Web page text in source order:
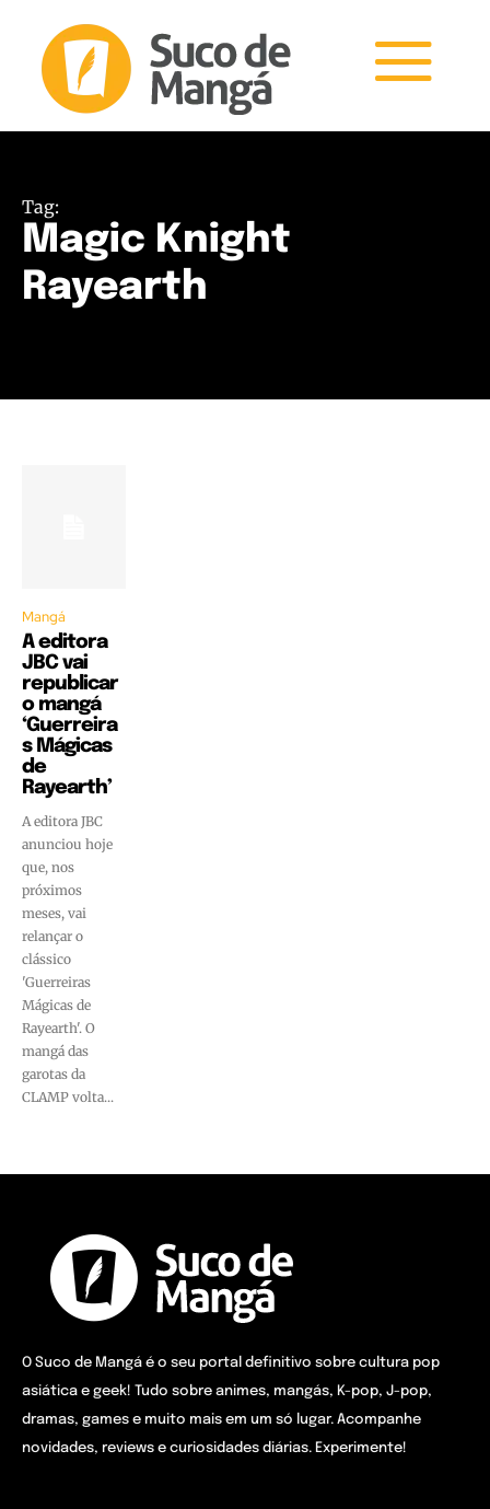
Tag:
Magic Knight
Rayearth
Mangá
A editora
JBC vai
republicar
o mangá
‘Guerreira
s Mágicas
de
Rayearth’
A editora JBC
anunciou hoje
que, nos
próximos
meses, vai
relançar o
clássico
'Guerreiras
Mágicas de
Rayearth'. O
mangá das
garotas da
CLAMP volta...
O Suco de Mangá é o seu portal definitivo sobre cultura pop
asiática e geek! Tudo sobre animes, mangás, K-pop, J-pop,
dramas, games e muito mais em um só lugar. Acompanhe
novidades, reviews e curiosidades diárias. Experimente!